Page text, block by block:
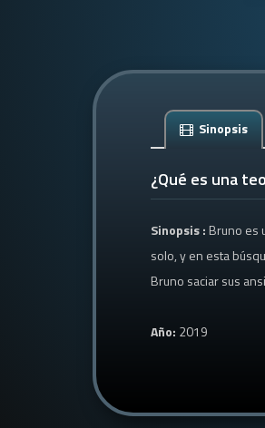
Sinopsis
¿Qué es una
Sinopsis : Bruno es
solo, y en esta
Bruno saciar sus
Año: 2019